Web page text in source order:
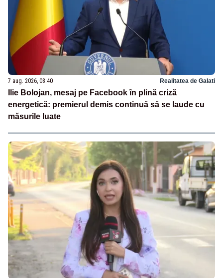
7 aug. 2026, 08:40 Realitatea de Galati
Ilie Bolojan, mesaj pe Facebook în plină criză
energetică: premierul demis continuă să se laude cu
măsurile luate